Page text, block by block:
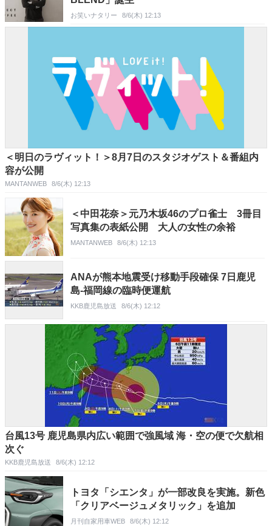
お笑いナタリー 8/6(木) 12:13
＜明日のラヴィット！＞8月7日のスタジオゲスト＆番組内
容が公開
MANTANWEB 8/6(木) 12:13
＜中田花奈＞元乃木坂46のプロ雀士 3冊目
写真集の表紙公開 大人の女性の余裕
MANTANWEB 8/6(木) 12:13
ANAが熊本地震受け移動手段確保 7日鹿児
島‐福岡線の臨時便運航
KKB鹿児島放送 8/6(木) 12:12
台風13号 鹿児島県内広い範囲で強風域 海・空の便で欠航相
次ぐ
KKB鹿児島放送 8/6(木) 12:12
トヨタ「シエンタ」が一部改良を実施。新色
「クリアベージュメタリック」を追加
月刊自家用車WEB 8/6(木) 12:12